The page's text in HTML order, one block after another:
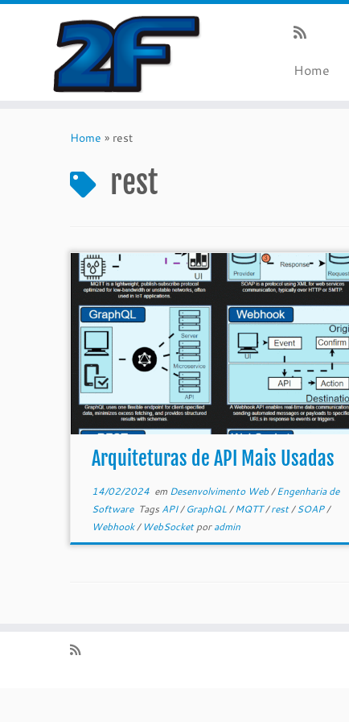
Home
Home » rest
rest
Arquiteturas de API Mais Usadas
14/02/2024em Desenvolvimento Web/Engenharia de
Software Tags API/GraphQL/MQTT/rest/SOAP/
Webhook/ WebSocketporadmin